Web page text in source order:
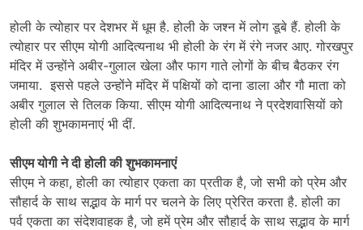
होली के त्योहार पर देशभर में धूम है. होली के जश्न में लोग डूबे हैं. होली के
त्योहार पर सीएम योगी आदित्यनाथ भी होली के रंग में रंगे नजर आए. गोरखपुर
मंदिर में उन्होंने अबीर-गुलाल खेला और फाग गाते लोगों के बीच बैठकर रंग
जमाया. इससे पहले उन्होंने मंदिर में पक्षियों को दाना डाला और गौ माता को
अबीर गुलाल से तिलक किया. सीएम योगी आदित्यनाथ ने प्रदेशवासियों को
होली की शुभकामनाएं भी दीं.
सीएम योगी ने दी होली की शुभकामनाएं
सीएम ने कहा, होली का त्योहार एकता का प्रतीक है, जो सभी को प्रेम और
सौहार्द के साथ सद्भाव के मार्ग पर चलने के लिए प्रेरित करता है. होली का
पर्व एकता का संदेशवाहक है, जो हमें प्रेम और सौहार्द के साथ सद्भाव के मार्ग